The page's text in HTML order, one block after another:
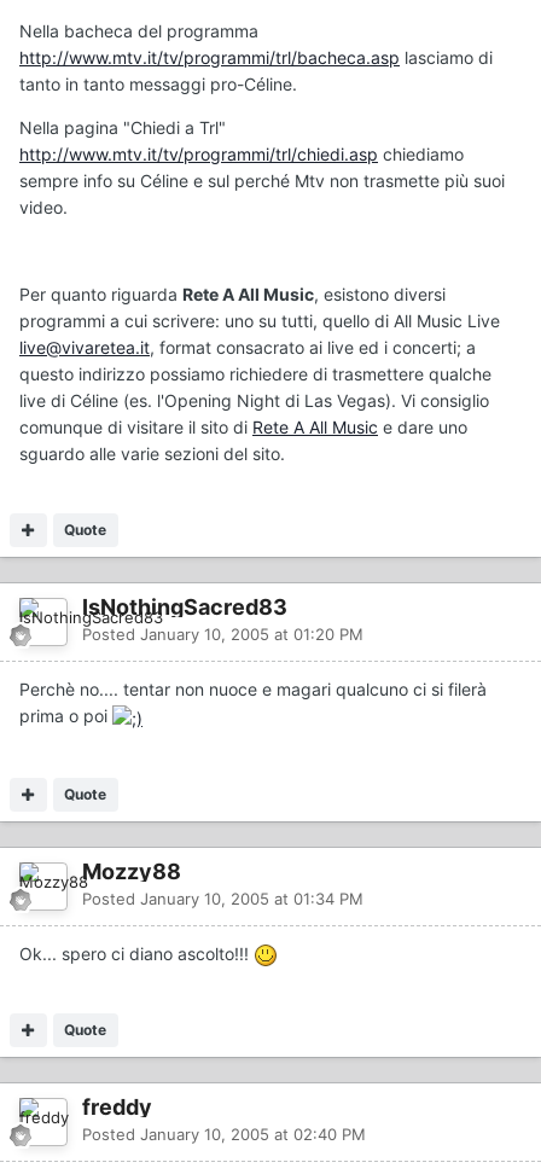
Nella bacheca del programma
http://www.mtv.it/tv/programmi/trl/bacheca.asp lasciamo di
tanto in tanto messaggi pro-Céline.
Nella pagina "Chiedi a Trl"
http://www.mtv.it/tv/programmi/trl/chiedi.asp chiediamo
sempre info su Céline e sul perché Mtv non trasmette più suoi
video.
Per quanto riguarda Rete A All Music, esistono diversi
programmi a cui scrivere: uno su tutti, quello di All Music Live
live@vivaretea.it, format consacrato ai live ed i concerti; a
questo indirizzo possiamo richiedere di trasmettere qualche
live di Céline (es. l'Opening Night di Las Vegas). Vi consiglio
comunque di visitare il sito di Rete A All Music e dare uno
sguardo alle varie sezioni del sito.
Quote
IsNothingSacred83
Posted January 10, 2005 at 01:20 PM
Perchè no.... tentar non nuoce e magari qualcuno ci si filerà
prima o poi
Quote
Mozzy88
Posted January 10, 2005 at 01:34 PM
Ok... spero ci diano ascolto!!!
Quote
freddy
Posted January 10, 2005 at 02:40 PM